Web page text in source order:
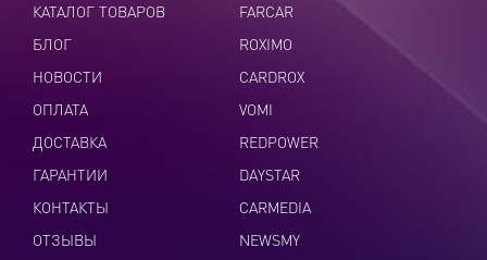
КАТАЛОГ ТОВАРОВ
БЛОГ
НОВОСТИ
ОПЛАТА
ДОСТАВКА
ГАРАНТИИ
КОНТАКТЫ
ОТЗЫВЫ
FARCAR
ROXIMO
CARDROX
VOMI
REDPOWER
DAYSTAR
CARMEDIA
NEWSMY